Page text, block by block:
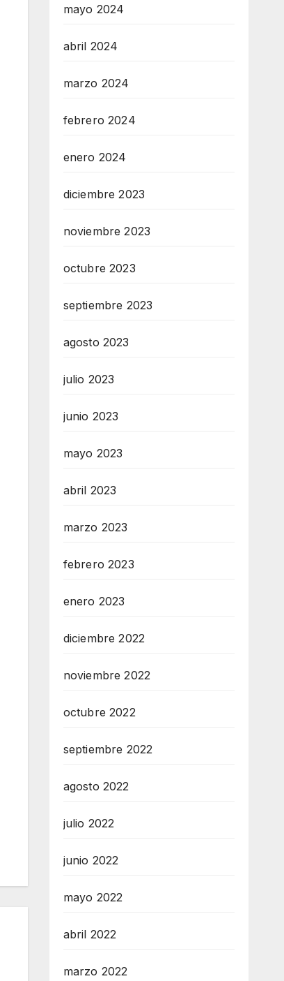
mayo 2024
abril 2024
marzo 2024
febrero 2024
enero 2024
diciembre 2023
noviembre 2023
octubre 2023
septiembre 2023
agosto 2023
julio 2023
junio 2023
mayo 2023
abril 2023
marzo 2023
febrero 2023
enero 2023
diciembre 2022
noviembre 2022
octubre 2022
septiembre 2022
agosto 2022
julio 2022
junio 2022
mayo 2022
abril 2022
marzo 2022